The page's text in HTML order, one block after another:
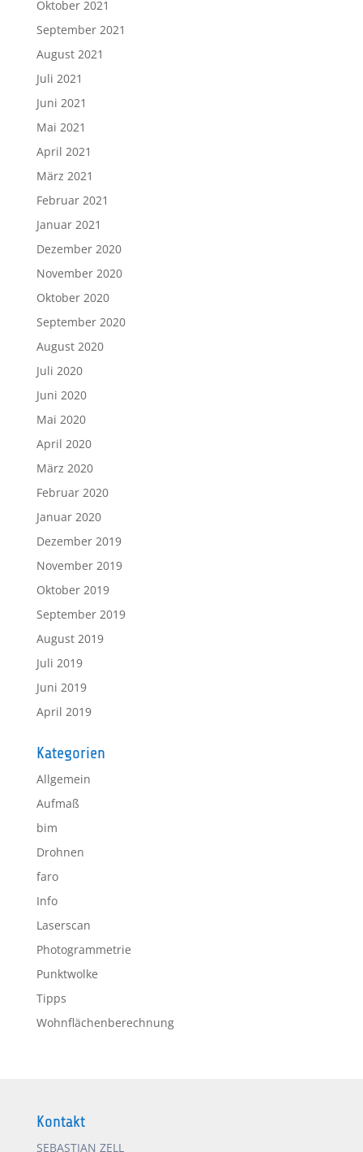
Oktober 2021
September 2021
August 2021
Juli 2021
Juni 2021
Mai 2021
April 2021
März 2021
Februar 2021
Januar 2021
Dezember 2020
November 2020
Oktober 2020
September 2020
August 2020
Juli 2020
Juni 2020
Mai 2020
April 2020
März 2020
Februar 2020
Januar 2020
Dezember 2019
November 2019
Oktober 2019
September 2019
August 2019
Juli 2019
Juni 2019
April 2019
Kategorien
Allgemein
Aufmaß
bim
Drohnen
faro
Info
Laserscan
Photogrammetrie
Punktwolke
Tipps
Wohnflächenberechnung
Kontakt
SEBASTIAN ZELL